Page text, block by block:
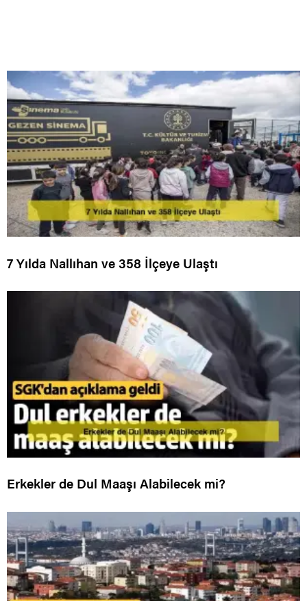
7 Yılda Nallıhan ve 358 İlçeye Ulaştı
Erkekler de Dul Maaşı Alabilecek mi?